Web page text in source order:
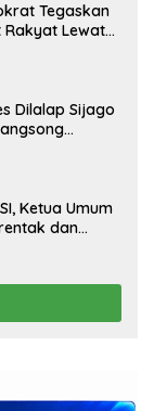
Tegaskan
Lewat
Dilalap Sijago
Ketua Umum
dan